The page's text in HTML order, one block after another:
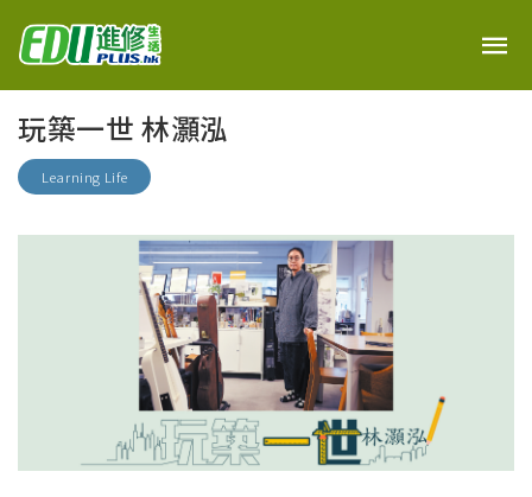
玩築一世 林灝泓
Learning Life